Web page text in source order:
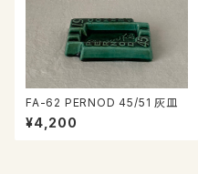
FA-62 PERNOD 45/51 灰皿
¥4,200